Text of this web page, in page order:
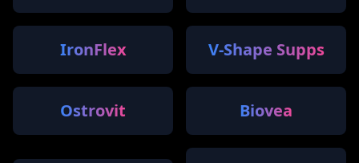
IronFlex V-Shape Supps
Ostrovit Biovea